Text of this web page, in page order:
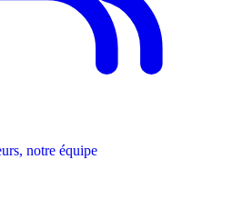
notre équipe